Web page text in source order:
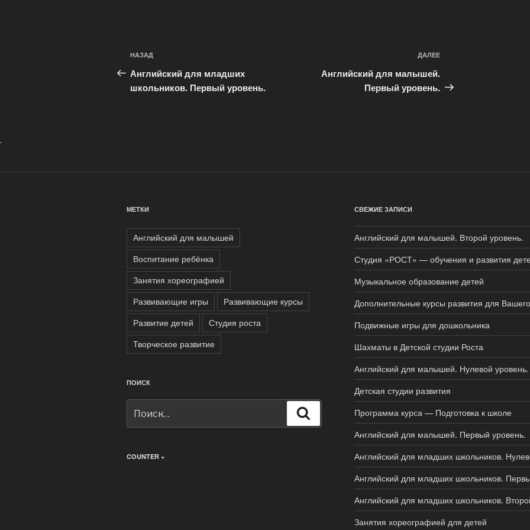
Навигация
по
записям
Предыдущая
запись:
НАЗАД
Английский для младших
школьников. Первый уровень.
ДАЛЕЕ
Английский для малышей.
Первый уровень.
.
МЕТКИ
Английский для малышей
Воспитание ребёнка
Занятия хореографией
Развивающие игры
Развивающие курсы
Развитие детей
Студия роста
Творческое развитие
ПОИСК
COUNTER +
СВЕЖИЕ ЗАПИСИ
Английский для малышей. Второй уровень.
Студия «РОСТ» — обучения и развития
Музыкальное образование детей
Дополнительные курсы развития для
Подвижные игры для дошкольника
Шахматы в Детской студии Роста
Английский для малышей. Нулевой уровень.
Детская студии развития
Программа курса — Подготовка к школе
Английский для малышей. Первый уровень.
Английский для младших школьников.
Английский для младших школьников.
Английский для младших школьников.
Занятия хореографией для детей